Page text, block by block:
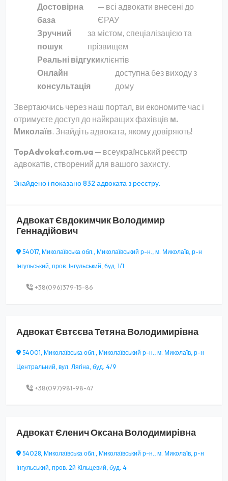
Достовірна
база
— всі адвокати внесені до
ЄРАУ
Зручний
пошук
за містом, спеціалізацією та
прізвищем
Реальні відгукиклієнтів
Онлайн
консультація
доступна без виходу з
дому
Звертаючись через наш портал, ви економите час і
отримуєте доступ до найкращих фахівців м.
Миколаїв. Знайдіть адвоката, якому довіряють!
TopAdvokat.com.ua — всеукраїнський реєстр
адвокатів, створений для вашого захисту.
Знайдено і показано 832 адвоката з реєстру.
АдвокатЄвдокимчик Володимир
Геннадійович
54017, Миколаївська обл., Миколаївський р-н., м. Миколаїв, р-н
Інгульський, пров. Інгульський, буд. 1/1
+38(096)379-15-86
АдвокатЄвтєєва Тетяна Володимирівна
54001, Миколаївська обл., Миколаївський р-н., м. Миколаїв, р-н
Центральний, вул. Лягіна, буд. 4/9
+38(097)981-98-47
АдвокатЄленич Оксана Володимирівна
54028, Миколаївська обл., Миколаївський р-н., м. Миколаїв, р-н
Інгульський, пров. 2й Кільцевий, буд. 4